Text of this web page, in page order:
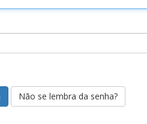
Não se lembra da senha?